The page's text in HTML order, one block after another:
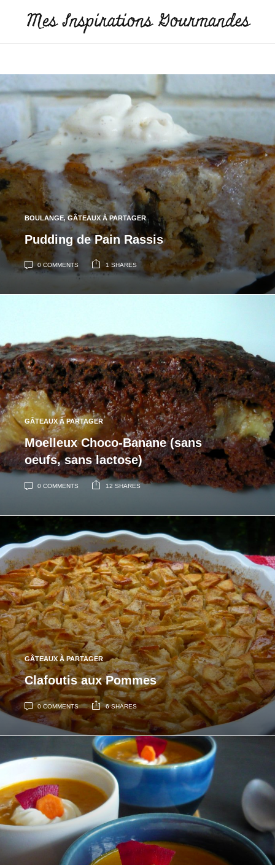
BOULANGE, GÂTEAUX À PARTAGER
Pudding de Pain Rassis
0 COMMENTS 1 SHARES
GÂTEAUX À PARTAGER
Moelleux Choco-Banane (sans
oeufs, sans lactose)
0 COMMENTS 12 SHARES
GÂTEAUX À PARTAGER
Clafoutis aux Pommes
0 COMMENTS 6 SHARES